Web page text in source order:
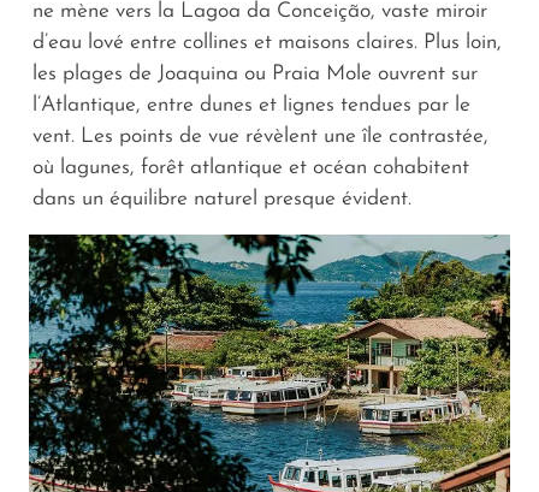
ne mène vers la Lagoa da Conceição, vaste miroir
d’eau lové entre collines et maisons claires. Plus loin,
les plages de Joaquina ou Praia Mole ouvrent sur
l’Atlantique, entre dunes et lignes tendues par le
vent. Les points de vue révèlent une île contrastée,
où lagunes, forêt atlantique et océan cohabitent
dans un équilibre naturel presque évident.